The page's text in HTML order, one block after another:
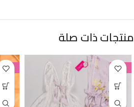
منتجات ذات صلة
-38%
-38%